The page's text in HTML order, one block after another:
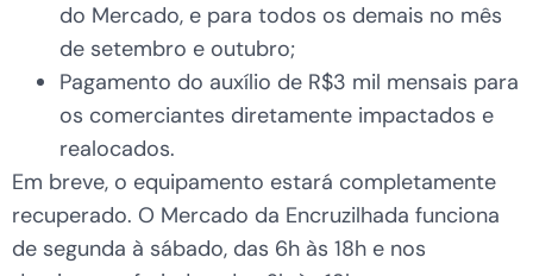
do Mercado, e para todos os demais no mês
de setembro e outubro;
Pagamento do auxílio de R$3 mil mensais para
os comerciantes diretamente impactados e
realocados.
Em breve, o equipamento estará completamente
recuperado. O Mercado da Encruzilhada funciona
de segunda à sábado, das 6h às 18h e nos